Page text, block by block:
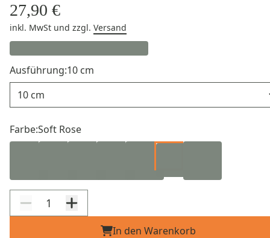
27,90 €
inkl. MwSt und zzgl. Versand
Ausführung:10 cm
Farbe:Soft Rose
In den Warenkorb